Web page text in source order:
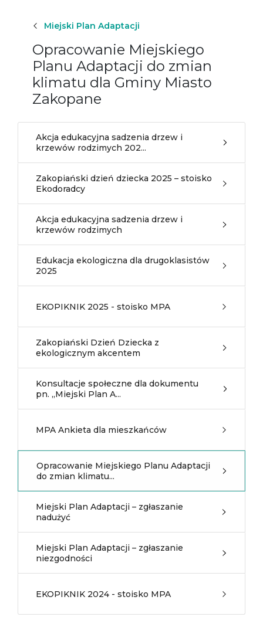
Miejski Plan Adaptacji
Opracowanie Miejskiego
Planu Adaptacji do zmian
klimatu dla Gminy Miasto
Zakopane
Akcja edukacyjna sadzenia drzew i
krzewów rodzimych 202...
Zakopiański dzień dziecka 2025 – stoisko
Ekodoradcy
Akcja edukacyjna sadzenia drzew i
krzewów rodzimych
Edukacja ekologiczna dla drugoklasistów
2025
EKOPIKNIK 2025 - stoisko MPA
Zakopiański Dzień Dziecka z
ekologicznym akcentem
Konsultacje społeczne dla dokumentu
pn. „Miejski Plan A...
MPA Ankieta dla mieszkańców
Opracowanie Miejskiego Planu Adaptacji
do zmian klimatu...
Miejski Plan Adaptacji – zgłaszanie
nadużyć
Miejski Plan Adaptacji – zgłaszanie
niezgodności
EKOPIKNIK 2024 - stoisko MPA